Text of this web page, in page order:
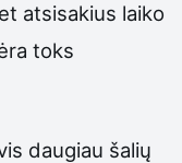
atsisakius laiko
toks
daugiau šalių